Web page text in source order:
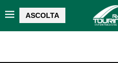
ASCOLTA